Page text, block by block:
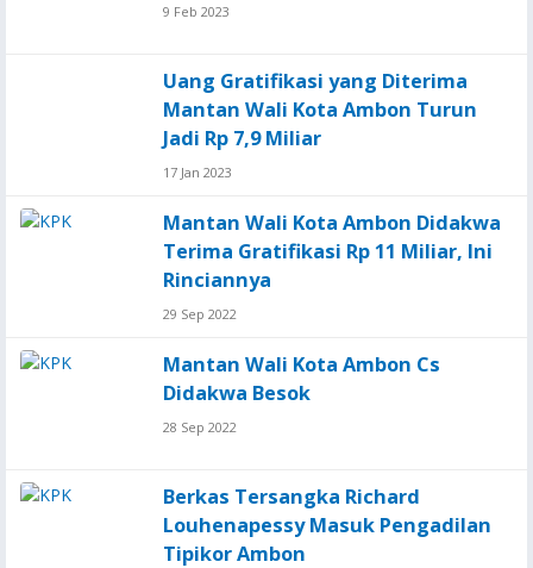
9 Feb 2023
Uang Gratifikasi yang Diterima
Mantan Wali Kota Ambon Turun
Jadi Rp 7,9 Miliar
17 Jan 2023
Mantan Wali Kota Ambon Didakwa
Terima Gratifikasi Rp 11 Miliar, Ini
Rinciannya
29 Sep 2022
Mantan Wali Kota Ambon Cs
Didakwa Besok
28 Sep 2022
Berkas Tersangka Richard
Louhenapessy Masuk Pengadilan
Tipikor Ambon